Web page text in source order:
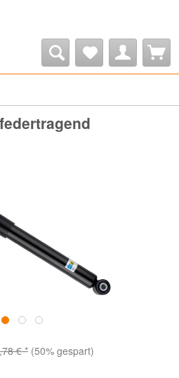
€ * (50% gespart)